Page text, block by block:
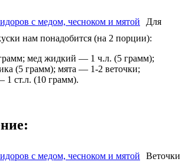
Для
нам понадобится (на 2 порции):
мед жидкий — 1 ч.л. (5 грамм);
(5 грамм); мята — 1-2 веточки;
1 ст.л. (10 грамм).
Веточки